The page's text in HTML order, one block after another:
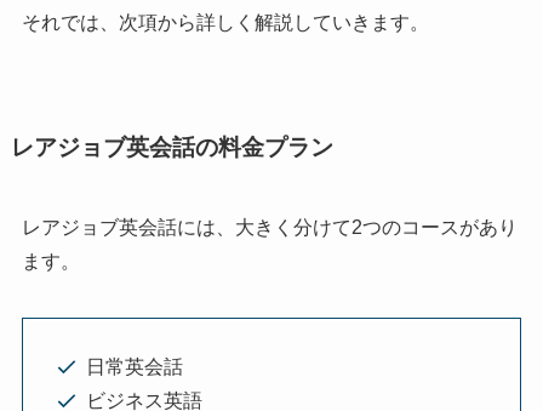
それでは、次項から詳しく解説していきます。
レアジョブ英会話の料金プラン
レアジョブ英会話には、大きく分けて2つのコースがあり
ます。
日常英会話
ビジネス英語